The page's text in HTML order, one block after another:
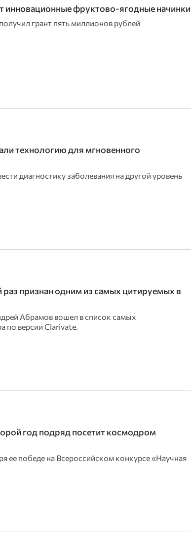
фруктово-ягодные начинки
грант пять миллионов рублей
технологию для мгновенного
диагностику заболевания на другой уровень
признан одним из самых цитируемых в
Абрамов вошел в список самых
по версии Clarivate.
год подряд посетит космодром
ее победе на Всероссийском конкурсе «Научная